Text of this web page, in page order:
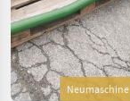
Neumaschine